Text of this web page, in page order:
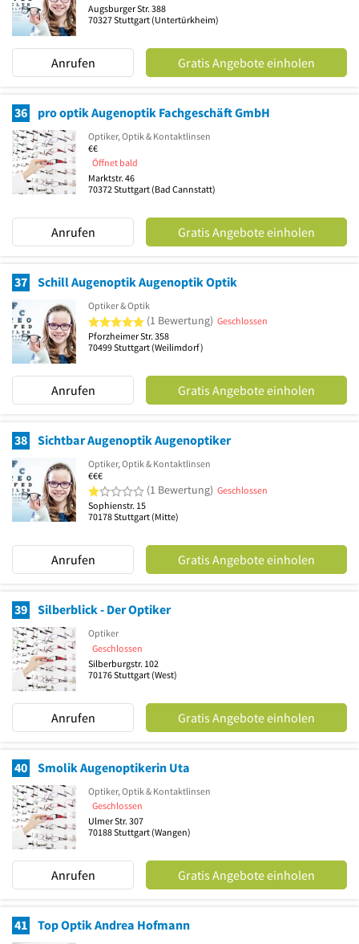
Augsburger Str. 388
70327Stuttgart (Untertürkheim)
Anrufen Gratis Angebote einholen
36 pro optik Augenoptik Fachgeschäft GmbH
Optiker, Optik & Kontaktlinsen
€€
Öffnet bald
Marktstr. 46
70372Stuttgart (Bad Cannstatt)
Anrufen Gratis Angebote einholen
37 Schill Augenoptik Augenoptik Optik
Optiker & Optik
5 von 5 Sternen
(1 Bewertung) Geschlossen
Pforzheimer Str. 358
70499Stuttgart (Weilimdorf)
Anrufen Gratis Angebote einholen
38 Sichtbar Augenoptik Augenoptiker
Optiker, Optik & Kontaktlinsen
€€€
1 von 5 Sternen
(1 Bewertung) Geschlossen
Sophienstr. 15
70178Stuttgart (Mitte)
Anrufen Gratis Angebote einholen
39 Silberblick - Der Optiker
Optiker
Geschlossen
Silberburgstr. 102
70176Stuttgart (West)
Anrufen Gratis Angebote einholen
40 Smolik Augenoptikerin Uta
Optiker, Optik & Kontaktlinsen
Geschlossen
Ulmer Str. 307
70188Stuttgart (Wangen)
Anrufen Gratis Angebote einholen
41 Top Optik Andrea Hofmann